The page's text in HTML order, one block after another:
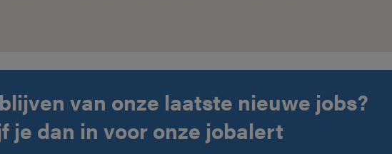
van onze laatste nieuwe jobs?
je dan in voor onze jobalert